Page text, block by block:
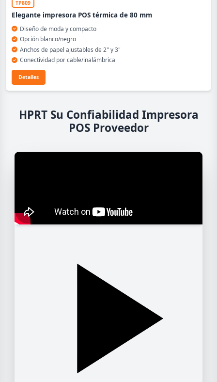
TP809
Elegante impresora POS térmica de 80 mm
Diseño de moda y compacto
Opción blanco/negro
Anchos de papel ajustables de 2" y 3"
Conectividad por cable/inalámbrica
Detalles
HPRT Su Confiabilidad Impresora
POS Proveedor